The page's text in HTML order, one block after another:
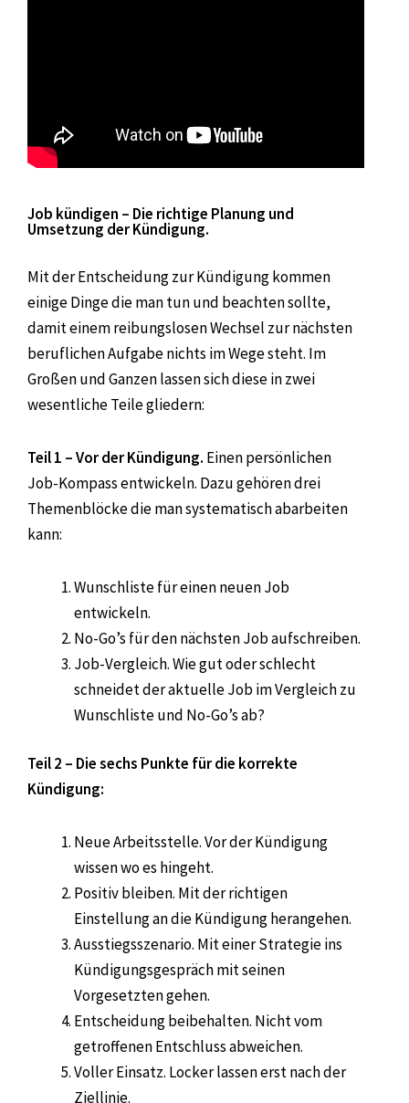
Job kündigen – Die richtige Planung und
Umsetzung der Kündigung.
Mit der Entscheidung zur Kündigung kommen
einige Dinge die man tun und beachten sollte,
damit einem reibungslosen Wechsel zur nächsten
beruflichen Aufgabe nichts im Wege steht. Im
Großen und Ganzen lassen sich diese in zwei
wesentliche Teile gliedern:
Teil 1 – Vor der Kündigung. Einen persönlichen
Job-Kompass entwickeln. Dazu gehören drei
Themenblöcke die man systematisch abarbeiten
kann:
Wunschliste für einen neuen Job
entwickeln.
No-Go’s für den nächsten Job aufschreiben.
Job-Vergleich. Wie gut oder schlecht
schneidet der aktuelle Job im Vergleich zu
Wunschliste und No-Go’s ab?
Teil 2 – Die sechs Punkte für die korrekte
Kündigung:
Neue Arbeitsstelle. Vor der Kündigung
wissen wo es hingeht.
Positiv bleiben. Mit der richtigen
Einstellung an die Kündigung herangehen.
Ausstiegsszenario. Mit einer Strategie ins
Kündigungsgespräch mit seinen
Vorgesetzten gehen.
Entscheidung beibehalten. Nicht vom
getroffenen Entschluss abweichen.
Voller Einsatz. Locker lassen erst nach der
Ziellinie.